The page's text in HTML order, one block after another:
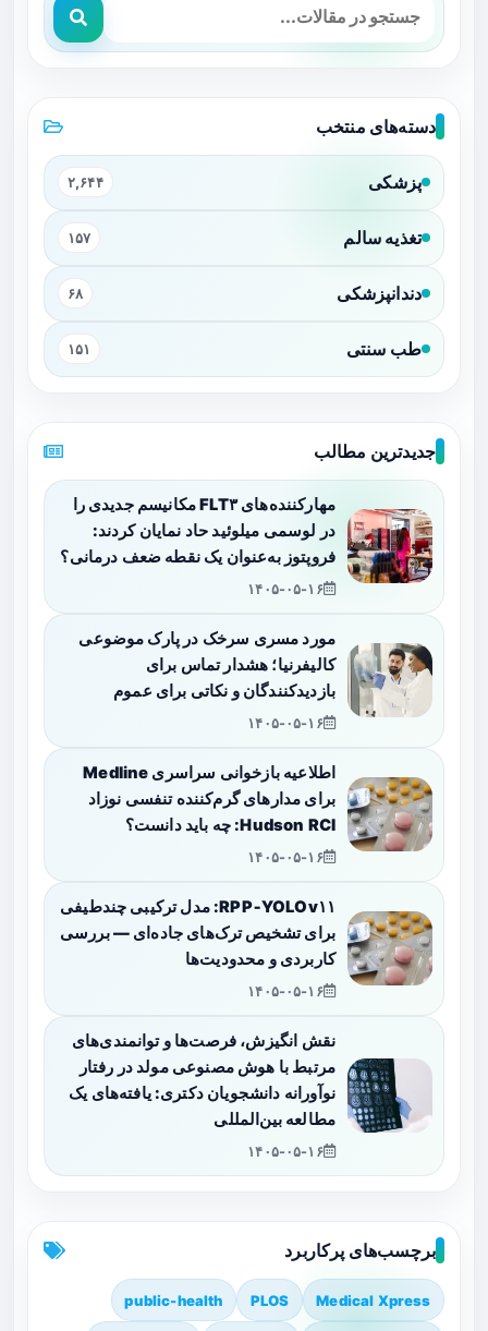
دسته‌های منتخب
پزشکی ۲,۶۴۴
تغذیه سالم ۱۵۷
دندانپزشکی ۶۸
طب سنتی ۱۵۱
جدیدترین مطالب
مهارکننده‌های FLT۳ مکانیسم جدیدی را
در لوسمی میلوئید حاد نمایان کردند:
فروپتوز به‌عنوان یک نقطه ضعف درمانی؟
۱۴۰۵-۰۵-۱۶
مورد مسری سرخک در پارک موضوعی
کالیفرنیا؛ هشدار تماس برای
بازدیدکنندگان و نکاتی برای عموم
۱۴۰۵-۰۵-۱۶
اطلاعیه بازخوانی سراسری Medline
برای مدارهای گرم‌کننده تنفسی نوزاد
Hudson RCI: چه باید دانست؟
۱۴۰۵-۰۵-۱۶
RPP‑YOLOv۱۱: مدل ترکیبی چندطیفی
برای تشخیص ترک‌های جاده‌ای — بررسی
کاربردی و محدودیت‌ها
۱۴۰۵-۰۵-۱۶
نقش انگیزش، فرصت‌ها و توانمندی‌های
مرتبط با هوش مصنوعی مولد در رفتار
نوآورانه دانشجویان دکتری: یافته‌های یک
مطالعه بین‌المللی
۱۴۰۵-۰۵-۱۶
برچسب‌های پرکاربرد
Medical Xpress
PLOS
public-health